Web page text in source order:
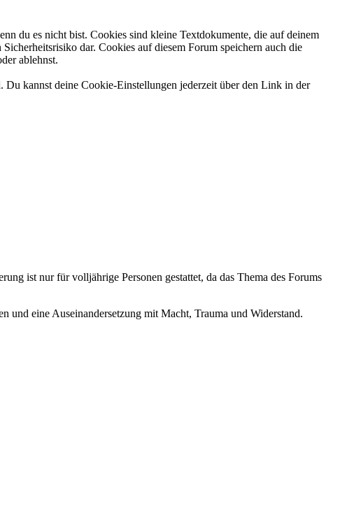
du es nicht bist. Cookies sind kleine Textdokumente, die auf deinem
dar. Cookies auf diesem Forum speichern auch die
ablehnst.
kannst deine Cookie-Einstellungen jederzeit über den Link in der
ist nur für volljährige Personen gestattet, da das Thema des Forums
und eine Auseinandersetzung mit Macht, Trauma und Widerstand.